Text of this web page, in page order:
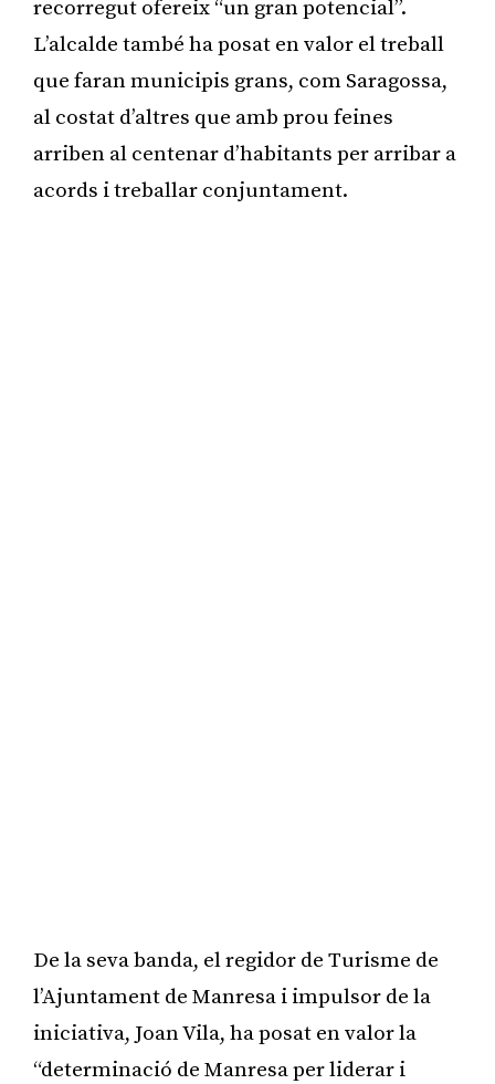
recorregut ofereix “un gran potencial”.
L’alcalde també ha posat en valor el treball
que faran municipis grans, com Saragossa,
al costat d’altres que amb prou feines
arriben al centenar d’habitants per arribar a
acords i treballar conjuntament.
De la seva banda, el regidor de Turisme de
l’Ajuntament de Manresa i impulsor de la
iniciativa, Joan Vila, ha posat en valor la
“determinació de Manresa per liderar i